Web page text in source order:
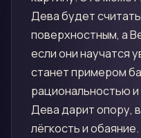
Дева будет
поверхностным, а
если они научатся
станет примером
рациональностью
Дева дарит опору,
лёгкость и